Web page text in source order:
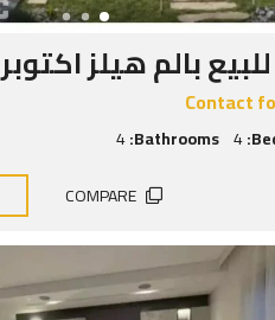
بالم هيلز اكتوبر
Contact
4
Bathrooms:
4